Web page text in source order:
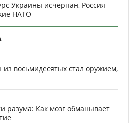
Украины исчерпан, Россия
НАТО
восьмидесятых стал оружием,
разума: Как мозг обманывает